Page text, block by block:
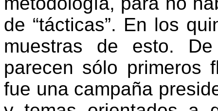
de “tácticas”. En los
muestras de esto.
parecen sólo primeros
fue una campaña